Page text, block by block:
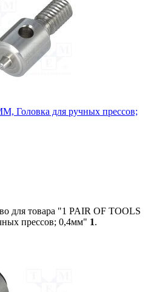
Головка для ручных прессов;
для товара "1 PAIR OF TOOLS
прессов; 0,4мм" 1.